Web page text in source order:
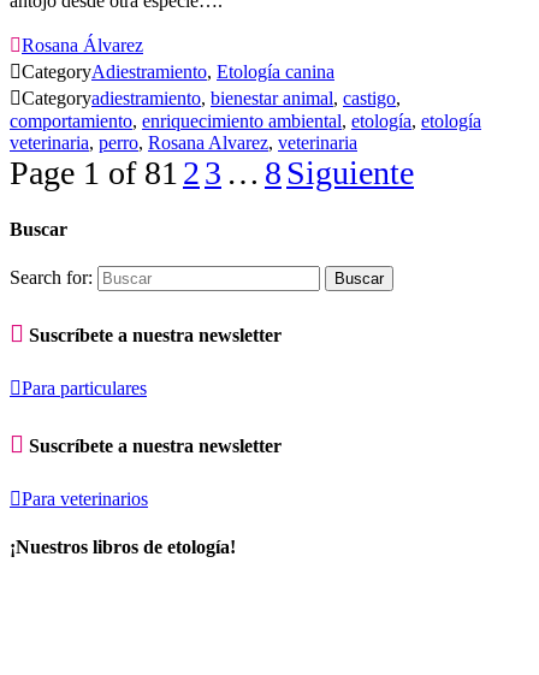
Rosana Álvarez
CategoryAdiestramiento, Etología canina
Categoryadiestramiento, bienestar animal, castigo,
comportamiento, enriquecimiento ambiental, etología, etología
veterinaria, perro, Rosana Alvarez, veterinaria
Page 1 of 8123 … 8Siguiente
Buscar
Search for:
 Suscríbete a nuestra newsletter
Para particulares
 Suscríbete a nuestra newsletter
Para veterinarios
¡Nuestros libros de etología!